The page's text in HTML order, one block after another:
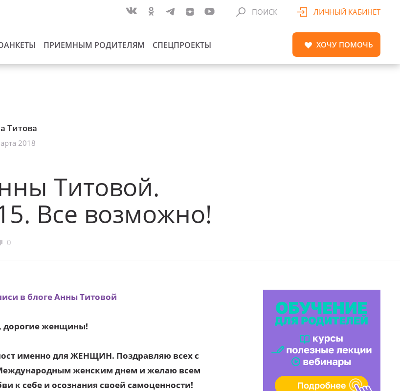
ПРИЕМНЫМ РОДИТЕЛЯМ СПЕЦПРОЕКТЫ
ПОИСК ЛИЧНЫЙ КАБИНЕТ
ХОЧУ ПОМОЧЬ
Титова
2018
Титовой.
Все возможно!
0
в блоге Анны Титовой
дорогие женщины!
именно для ЖЕНЩИН. Поздравляю всех с
женским днем и желаю всем
к себе и осознания своей самоценности!